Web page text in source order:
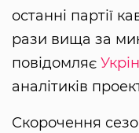
останні партії
рази вища за
повідомляє
аналітиків
Скорочення